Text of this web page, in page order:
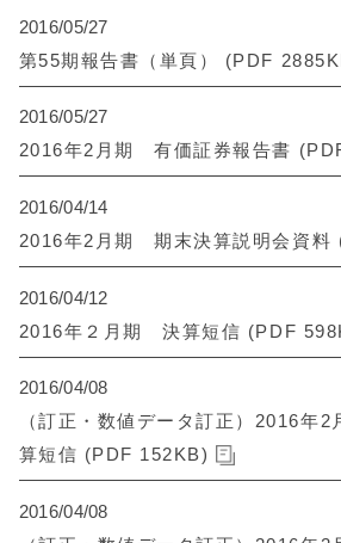
2016/05/27
第55期報告書（単頁） (PDF
2016/05/27
2016年2月期 有価証券報告書
2016/04/14
2016年2月期 期末決算説明会資料
2016/04/12
2016年２月期 決算短信 (PDF
2016/04/08
（訂正・数値データ訂正）2016年
算短信 (PDF 152KB)
2016/04/08